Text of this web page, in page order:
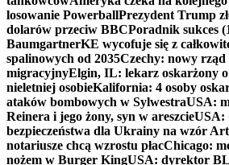
losowanie PowerballPrezydent Trump
dolarów przeciw BBCPoradnik sukces
BaumgartnerKE wycofuje się z
spalinowych od 2035Czechy: nowy
migracyjnyElgin, IL: lekarz oskarżony o
nieletniej osobieKalifornia: 4 osoby
ataków bombowych w SylwestraUSA:
Reinera i jego żony, syn w areszcieUSA:
bezpieczeństwa dla Ukrainy na wzór
notariusze chcą wzrostu płacChicago:
nożem w Burger KingUSA: dyrektor